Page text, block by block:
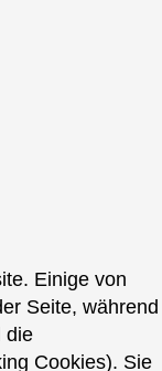
Einige von
Seite, während
die
Cookies). Sie